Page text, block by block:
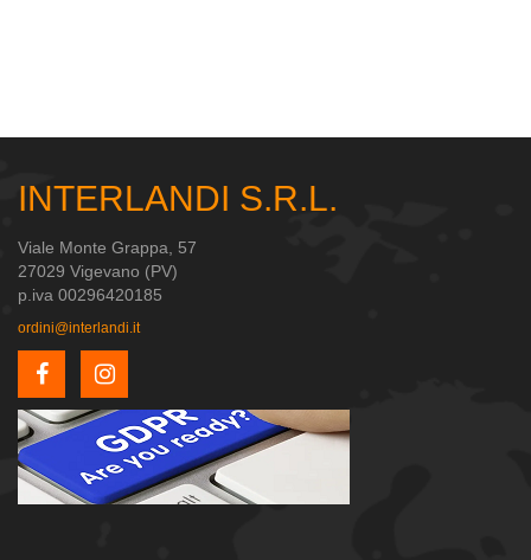
INTERLANDI S.R.L.
Viale Monte Grappa, 57
27029 Vigevano (PV)
p.iva 00296420185
ordini@interlandi.it